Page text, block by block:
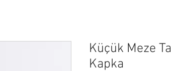
Küçük Meze
Kapka